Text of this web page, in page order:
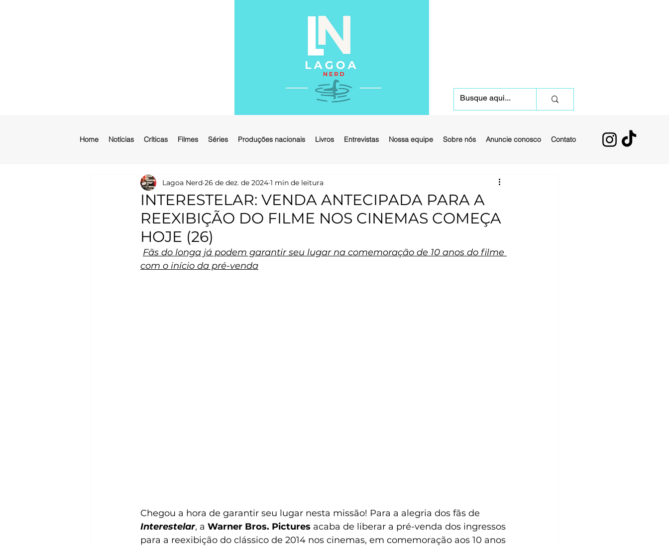
Home Notícias Críticas Filmes Séries Produções nacionais Livros Entrevistas Nossa equipe Sobre nós Anuncie conosco Contato
INTERESTELAR: VENDA ANTECIPADA PARA A
REEXIBIÇÃO DO FILME NOS CINEMAS COMEÇA
HOJE (26)
Lagoa Nerd 26 de dez. de 2024 1 min de leitura
Fãs do longa já podem garantir seu lugar na comemoração de 10 anos do filme
com o início da pré-venda
Chegou a hora de garantir seu lugar nesta missão! Para a alegria dos fãs de
Interestelar, a Warner Bros. Pictures acaba de liberar a pré-venda dos ingressos
para a reexibição do clássico de 2014 nos cinemas, em comemoração aos 10 anos